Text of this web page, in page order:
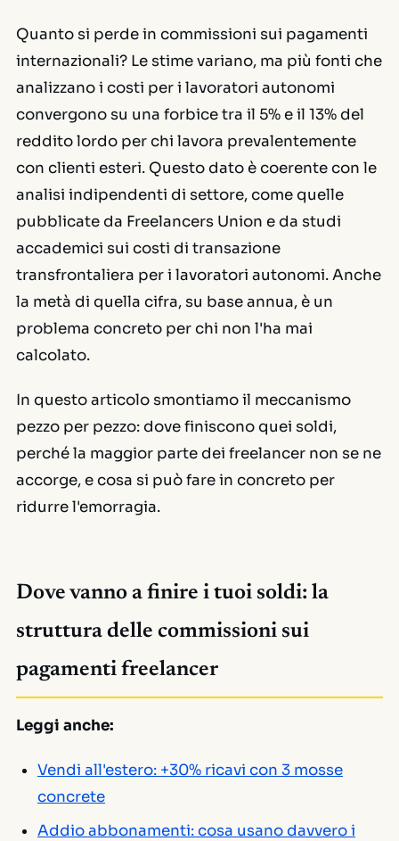
Quanto si perde in commissioni sui pagamenti
internazionali? Le stime variano, ma più fonti che
analizzano i costi per i lavoratori autonomi
convergono su una forbice tra il 5% e il 13% del
reddito lordo per chi lavora prevalentemente
con clienti esteri. Questo dato è coerente con le
analisi indipendenti di settore, come quelle
pubblicate da Freelancers Union e da studi
accademici sui costi di transazione
transfrontaliera per i lavoratori autonomi. Anche
la metà di quella cifra, su base annua, è un
problema concreto per chi non l'ha mai
calcolato.
In questo articolo smontiamo il meccanismo
pezzo per pezzo: dove finiscono quei soldi,
perché la maggior parte dei freelancer non se ne
accorge, e cosa si può fare in concreto per
ridurre l'emorragia.
Dove vanno a finire i tuoi soldi: la
struttura delle commissioni sui
pagamenti freelancer
Leggi anche:
Vendi all'estero: +30% ricavi con 3 mosse
concrete
Addio abbonamenti: cosa usano davvero i